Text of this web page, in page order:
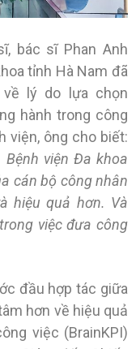
bác sĩ Phan Anh
tỉnh Hà Nam đã
lý do lựa chọn
hành trong công
viện, ông cho biết:
viện Đa khoa
cán bộ công nhân
hiệu quả hơn. Và
việc đưa công
đầu hợp tác giữa
hơn về hiệu quả
việc (BrainKPI)